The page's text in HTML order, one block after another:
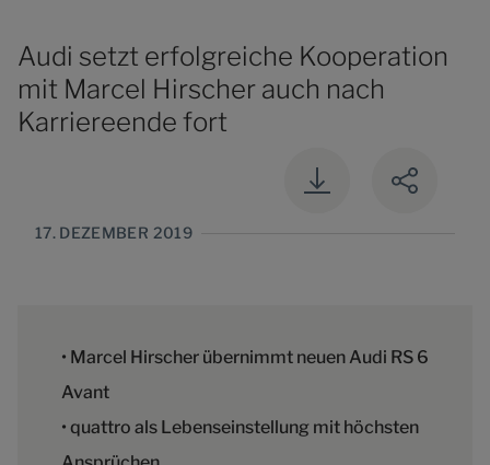
Audi setzt erfolgreiche Kooperation
mit Marcel Hirscher auch nach
Karriereende fort
17. DEZEMBER 2019
• Marcel Hirscher übernimmt neuen Audi RS 6
Avant
• quattro als Lebenseinstellung mit höchsten